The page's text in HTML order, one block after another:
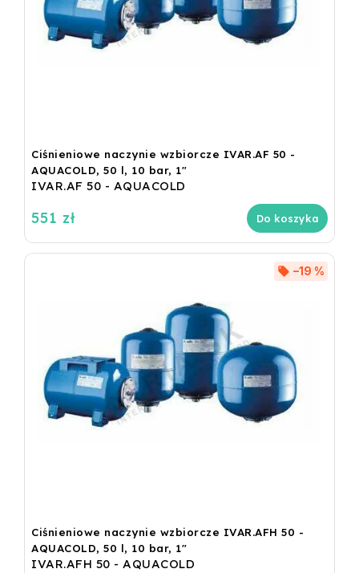
Ciśnieniowe naczynie wzbiorcze IVAR.AF 50 -
AQUACOLD, 50 l, 10 bar, 1"
IVAR.AF 50 - AQUACOLD
551 zł Do koszyka
Ciśnieniowe naczynie wzbiorcze IVAR.AFH 50 -
AQUACOLD, 50 l, 10 bar, 1"
IVAR.AFH 50 - AQUACOLD
–19 %